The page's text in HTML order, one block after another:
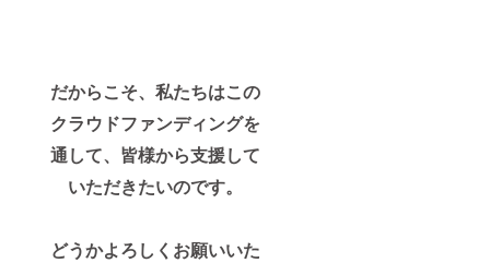
だからこそ、私たちはこの
クラウドファンディングを
通して、皆様から支援して
いただきたいのです。
どうかよろしくお願いいた